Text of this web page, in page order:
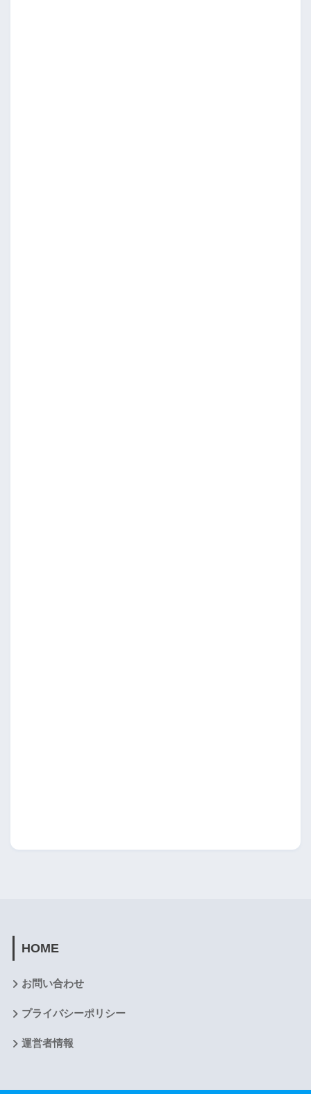
HOME
お問い合わせ
プライバシーポリシー
運営者情報